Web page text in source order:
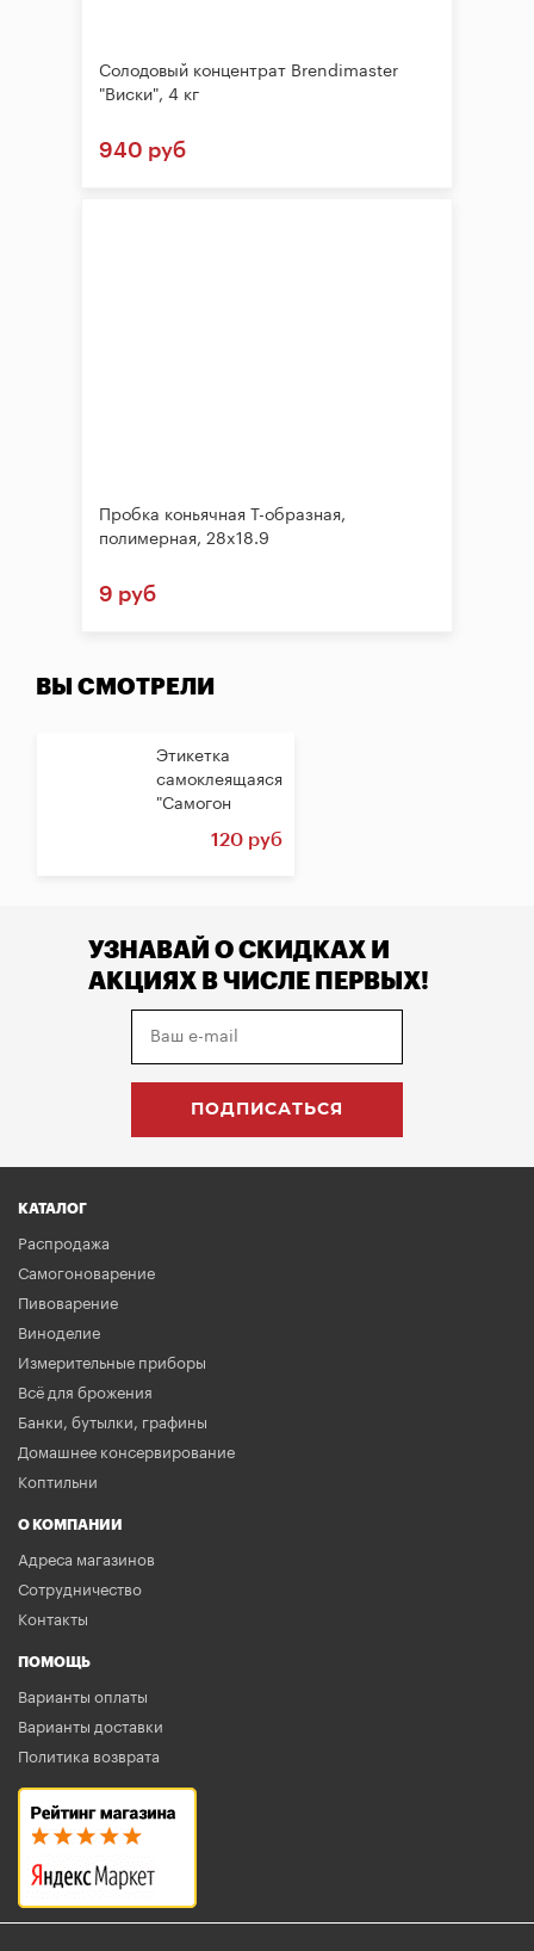
Солодовый концентрат Brendimaster
"Виски", 4 кг
940 руб
Пробка коньячная Т-образная,
полимерная, 28x18.9
9 руб
ВЫ СМОТРЕЛИ
Этикетка
самоклеящаяся
"Самогон
120 руб
УЗНАВАЙ О СКИДКАХ И
АКЦИЯХ В ЧИСЛЕ ПЕРВЫХ!
КАТАЛОГ
Распродажа
Самогоноварение
Пивоварение
Виноделие
Измерительные приборы
Всё для брожения
Банки, бутылки, графины
Домашнее консервирование
Коптильни
О КОМПАНИИ
Адреса магазинов
Сотрудничество
Контакты
ПОМОЩЬ
Варианты оплаты
Варианты доставки
Политика возврата